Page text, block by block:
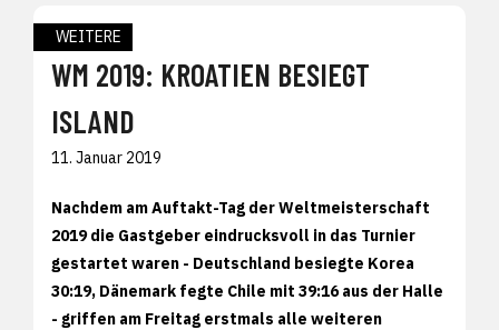
WEITERE
WM 2019: KROATIEN BESIEGT
ISLAND
11. Januar 2019
Nachdem am Auftakt-Tag der Weltmeisterschaft
2019 die Gastgeber eindrucksvoll in das Turnier
gestartet waren - Deutschland besiegte Korea
30:19, Dänemark fegte Chile mit 39:16 aus der Halle
- griffen am Freitag erstmals alle weiteren